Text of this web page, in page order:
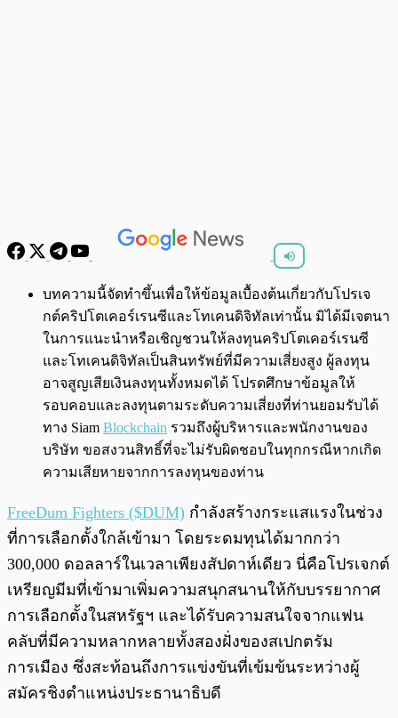
พร้อมเล่น 0:00/0:00
บทความนี้จัดทำขึ้นเพื่อให้ข้อมูลเบื้องต้นเกี่ยวกับโปรเจ
กต์คริปโตเคอร์เรนซีและโทเคนดิจิทัลเท่านั้น มิได้มีเจตนา
ในการแนะนำหรือเชิญชวนให้ลงทุนคริปโตเคอร์เรนซี
และโทเคนดิจิทัลเป็นสินทรัพย์ที่มีความเสี่ยงสูง ผู้ลงทุน
อาจสูญเสียเงินลงทุนทั้งหมดได้ โปรดศึกษาข้อมูลให้
รอบคอบและลงทุนตามระดับความเสี่ยงที่ท่านยอมรับได้
ทาง Siam Blockchain รวมถึงผู้บริหารและพนักงานของ
บริษัท ขอสงวนสิทธิ์ที่จะไม่รับผิดชอบในทุกกรณีหากเกิด
ความเสียหายจากการลงทุนของท่าน
FreeDum Fighters ($DUM) กำลังสร้างกระแสแรงในช่วง
ที่การเลือกตั้งใกล้เข้ามา โดยระดมทุนได้มากกว่า
300,000 ดอลลาร์ในเวลาเพียงสัปดาห์เดียว นี่คือโปรเจกต์
เหรียญมีมที่เข้ามาเพิ่มความสนุกสนานให้กับบรรยากาศ
การเลือกตั้งในสหรัฐฯ และได้รับความสนใจจากแฟน
คลับที่มีความหลากหลายทั้งสองฝั่งของสเปกตรัม
การเมือง ซึ่งสะท้อนถึงการแข่งขันที่เข้มข้นระหว่างผู้
สมัครชิงตำแหน่งประธานาธิบดี